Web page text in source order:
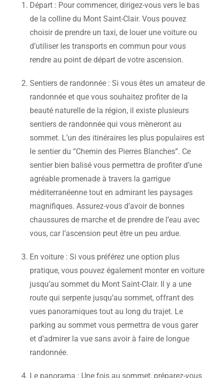
Départ : Pour commencer, dirigez-vous vers le bas
de la colline du Mont Saint-Clair. Vous pouvez
choisir de prendre un taxi, de louer une voiture ou
d’utiliser les transports en commun pour vous
rendre au point de départ de votre ascension.
Sentiers de randonnée : Si vous êtes un amateur de
randonnée et que vous souhaitez profiter de la
beauté naturelle de la région, il existe plusieurs
sentiers de randonnée qui vous mèneront au
sommet. L’un des itinéraires les plus populaires est
le sentier du “Chemin des Pierres Blanches”. Ce
sentier bien balisé vous permettra de profiter d’une
agréable promenade à travers la garrigue
méditerranéenne tout en admirant les paysages
magnifiques. Assurez-vous d’avoir de bonnes
chaussures de marche et de prendre de l’eau avec
vous, car l’ascension peut être un peu ardue.
En voiture : Si vous préférez une option plus
pratique, vous pouvez également monter en voiture
jusqu’au sommet du Mont Saint-Clair. Il y a une
route qui serpente jusqu’au sommet, offrant des
vues panoramiques tout au long du trajet. Le
parking au sommet vous permettra de vous garer
et d’admirer la vue sans avoir à faire de longue
randonnée.
Le panorama : Une fois au sommet, préparez-vous